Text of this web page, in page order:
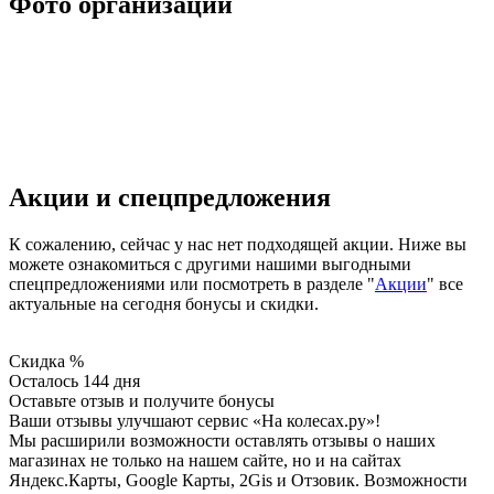
Акции и спецпредложения
К сожалению, сейчас у нас нет подходящей акции. Ниже вы
можете ознакомиться с другими нашими выгодными
спецпредложениями или посмотреть в разделе "Акции" все
актуальные на сегодня бонусы и скидки.
Скидка %
Осталось 144 дня
Оставьте отзыв и получите бонусы
Ваши отзывы улучшают сервис «На колесах.ру»!
Мы расширили возможности оставлять отзывы о наших
магазинах не только на нашем сайте, но и на сайтах
Яндекс.Карты, Google Карты, 2Gis и Отзовик. Возможности